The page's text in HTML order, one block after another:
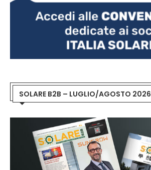
SOLARE B2B – LUGLIO/AGOSTO 2026